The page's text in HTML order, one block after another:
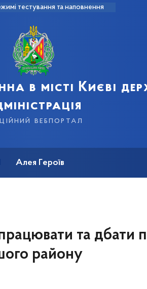
тестування та наповнення
в місті Києві
вебпортал
Алея Героїв
та дбати
району